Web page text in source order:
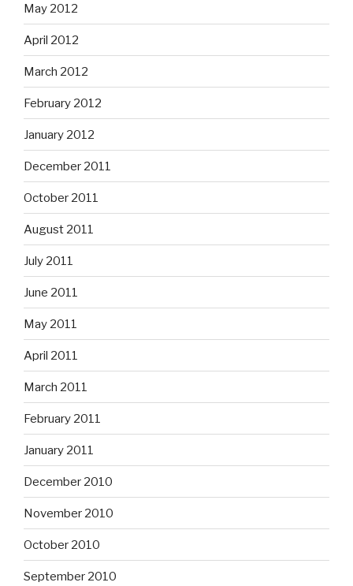
May 2012
April 2012
March 2012
February 2012
January 2012
December 2011
October 2011
August 2011
July 2011
June 2011
May 2011
April 2011
March 2011
February 2011
January 2011
December 2010
November 2010
October 2010
September 2010